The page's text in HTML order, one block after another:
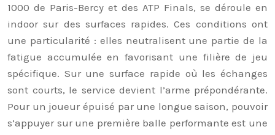
1000 de Paris-Bercy et des ATP Finals, se déroule en
indoor sur des surfaces rapides. Ces conditions ont
une particularité : elles neutralisent une partie de la
fatigue accumulée en favorisant une filière de jeu
spécifique. Sur une surface rapide où les échanges
sont courts, le service devient l’arme prépondérante.
Pour un joueur épuisé par une longue saison, pouvoir
s’appuyer sur une première balle performante est une